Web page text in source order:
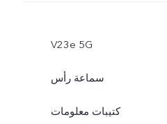
V23e 5G
سماعة رأس
كتيبات معلومات